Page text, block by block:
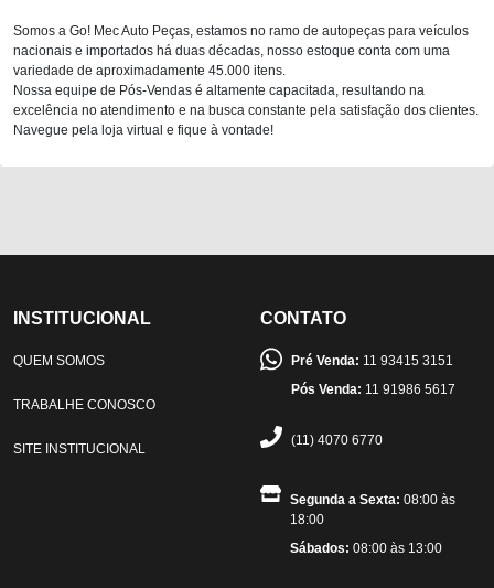
Somos a Go! Mec Auto Peças, estamos no ramo de autopeças para veículos
nacionais e importados há duas décadas, nosso estoque conta com uma
variedade de aproximadamente 45.000 itens.
Nossa equipe de Pós-Vendas é altamente capacitada, resultando na
excelência no atendimento e na busca constante pela satisfação dos clientes.
Navegue pela loja virtual e fique à vontade!
INSTITUCIONAL
QUEM SOMOS
TRABALHE CONOSCO
SITE INSTITUCIONAL
CONTATO
Pré Venda: 11 93415 3151
Pós Venda: 11 91986 5617
(11) 4070 6770
Segunda a Sexta: 08:00 às
18:00
Sábados: 08:00 às 13:00